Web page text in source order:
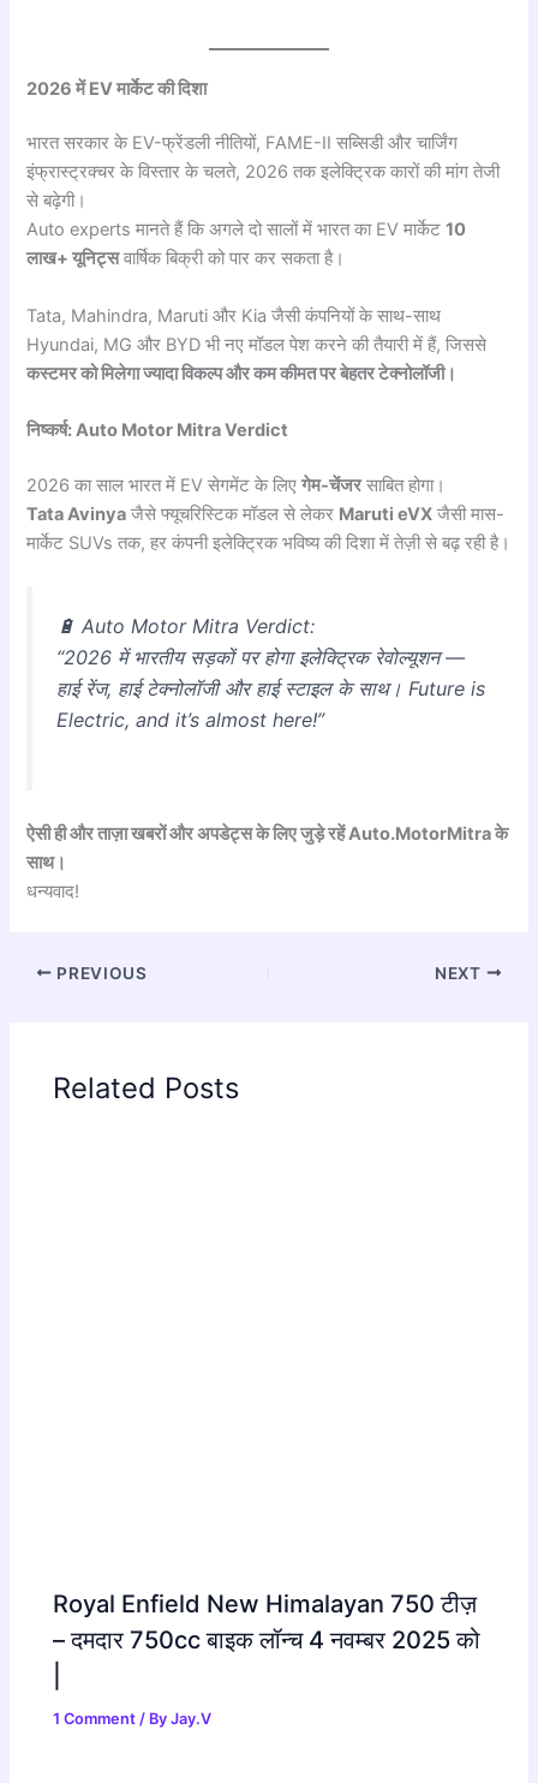
2026 में EV मार्केट की दिशा
भारत सरकार के EV-फ्रेंडली नीतियों, FAME-II सब्सिडी और चार्जिंग
इंफ्रास्ट्रक्चर के विस्तार के चलते, 2026 तक इलेक्ट्रिक कारों की मांग तेजी
से बढ़ेगी।
Auto experts मानते हैं कि अगले दो सालों में भारत का EV मार्केट10
लाख+ यूनिट्सवार्षिक बिक्री को पार कर सकता है।
Tata, Mahindra, Maruti और Kia जैसी कंपनियों के साथ-साथ
Hyundai, MG और BYD भी नए मॉडल पेश करने की तैयारी में हैं, जिससे
कस्टमर को मिलेगा ज्यादा विकल्प और कम कीमत पर बेहतर टेक्नोलॉजी।
निष्कर्ष: Auto Motor Mitra Verdict
2026 का साल भारत में EV सेगमेंट के लिएगेम-चेंजरसाबित होगा।
Tata Avinya जैसे फ्यूचरिस्टिक मॉडल से लेकर Maruti eVX जैसी मास-
मार्केट SUVs तक, हर कंपनी इलेक्ट्रिक भविष्य की दिशा में तेज़ी से बढ़ रही है।
🔋Auto Motor Mitra Verdict:
“2026 में भारतीय सड़कों पर होगा इलेक्ट्रिक रेवोल्यूशन —
हाई रेंज, हाई टेक्नोलॉजी और हाई स्टाइल के साथ। Future is
Electric, and it’s almost here!”
ऐसी ही और ताज़ा खबरों और अपडेट्स के लिए जुड़े रहें Auto.MotorMitra के
साथ।
धन्यवाद!
PREVIOUS NEXT
Related Posts
Royal Enfield New Himalayan 750 टीज़
– दमदार 750cc बाइक लॉन्च 4 नवम्बर 2025 को
1 Comment / ByJay.V